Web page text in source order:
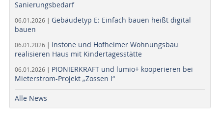
Sanierungsbedarf
06.01.2026 | Gebäudetyp E: Einfach bauen heißt digital
bauen
06.01.2026 | Instone und Hofheimer Wohnungsbau
realisieren Haus mit Kindertagesstätte
06.01.2026 | PIONIERKRAFT und lumio+ kooperieren bei
Mieterstrom-Projekt „Zossen I“
Alle News